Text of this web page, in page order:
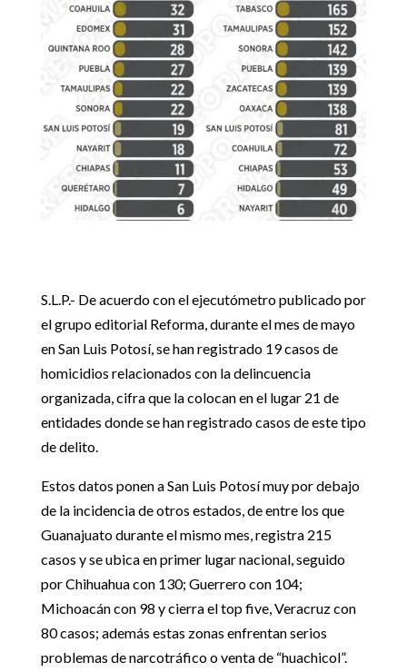
S.L.P.- De acuerdo con el ejecutómetro publicado por
el grupo editorial Reforma, durante el mes de mayo
en San Luis Potosí, se han registrado 19 casos de
homicidios relacionados con la delincuencia
organizada, cifra que la colocan en el lugar 21 de
entidades donde se han registrado casos de este tipo
de delito.
Estos datos ponen a San Luis Potosí muy por debajo
de la incidencia de otros estados, de entre los que
Guanajuato durante el mismo mes, registra 215
casos y se ubica en primer lugar nacional, seguido
por Chihuahua con 130; Guerrero con 104;
Michoacán con 98 y cierra el top five, Veracruz con
80 casos; además estas zonas enfrentan serios
problemas de narcotráfico o venta de “huachicol”.